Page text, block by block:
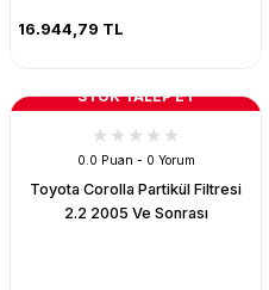
16.944,79 TL
STOK TALEP ET
0.0 Puan - 0 Yorum
Toyota Corolla Partikül Filtresi
2.2 2005 Ve Sonrası